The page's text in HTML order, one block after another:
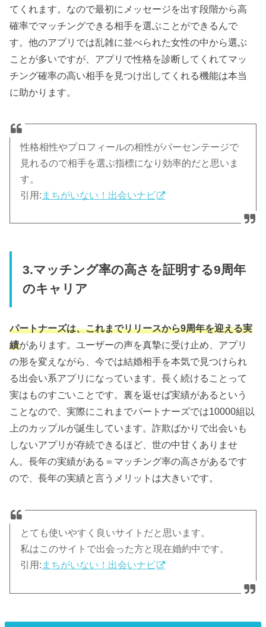
てくれます。なので最初にメッセージを出す段階から高
確率でマッチングできる相手を選ぶことができるんで
す。他のアプリでは乱雑に並べられた女性の中から選ぶ
ことが多いですが、アプリで性格を診断してくれてマッ
チング確率の高い相手を見つけ出してくれる機能は本当
に助かります。
性格相性やプロフィールの相性がパーセンテージで
見れるので相手を選ぶ指標になり効率的だと思いま
す。
引用: まちがいない！出会いナビ
3.マッチング率の高さを証明する9周年
のキャリア
パートナーズは、これまでリリースから9周年を迎える実
績があります。ユーザーの声を真摯に受け止め、アプリ
の形を変えながら、今では結婚相手を本気で見つけられ
る出会い系アプリになっています。長く続けることって
実はものすごいことです。裏を返せば実績があるという
ことなので、実際にこれまでパートナーズでは10000組以
上のカップルが誕生しています。詐欺ばかりで出会いも
しないアプリが存続できるほど、世の中甘くありませ
ん。長年の実績がある＝マッチング率の高さがあるです
ので、長年の実績と言うメリットは大きいです。
とても使いやすく良いサイトだと思います。
私はこのサイトで出会った方と現在婚約中です。
引用: まちがいない！出会いナビ